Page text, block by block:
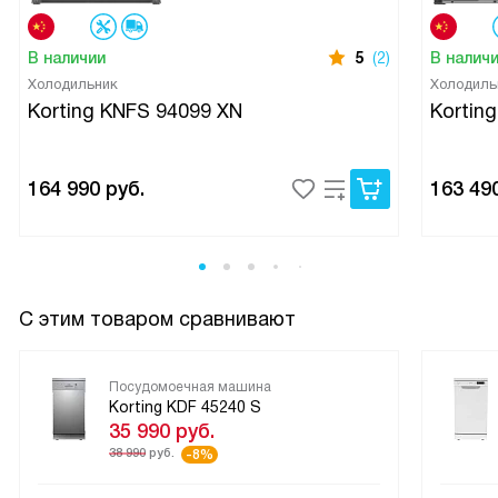
В наличии 5 (2)
Холодильник
Korting KNFS 94099 XN
164 990 руб.
В
163
С этим товаром сравнивают
Посудомоечная машина
Korting KDF 45240 S
35 990 руб.
38 990 руб. -8%